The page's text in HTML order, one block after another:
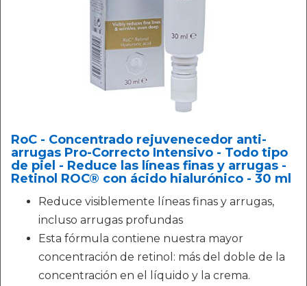
RoC - Concentrado rejuvenecedor anti-
arrugas Pro-Correcto Intensivo - Todo tipo
de piel - Reduce las líneas finas y arrugas -
Retinol ROC® con ácido hialurónico - 30 ml
Reduce visiblemente líneas finas y arrugas,
incluso arrugas profundas
Esta fórmula contiene nuestra mayor
concentración de retinol: más del doble de la
concentración en el líquido y la crema.